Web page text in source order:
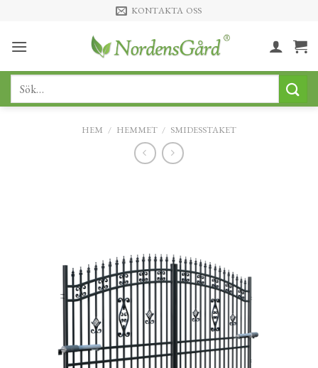
content
KONTAKTA OSS
Sök
HEM / HEMMET / SMIDESSTAKET